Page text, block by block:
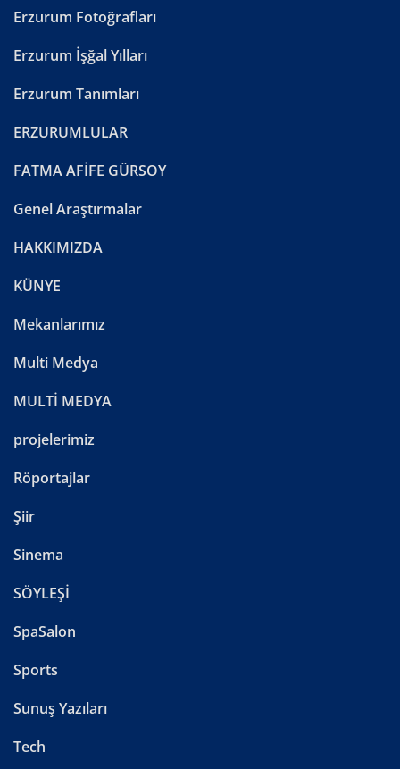
Erzurum Fotoğrafları
Erzurum İşğal Yılları
Erzurum Tanımları
ERZURUMLULAR
FATMA AFİFE GÜRSOY
Genel Araştırmalar
HAKKIMIZDA
KÜNYE
Mekanlarımız
Multi Medya
MULTİ MEDYA
projelerimiz
Röportajlar
Şiir
Sinema
SÖYLEŞİ
SpaSalon
Sports
Sunuş Yazıları
Tech